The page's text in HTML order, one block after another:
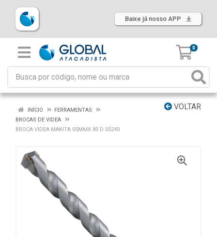
Baixe já nosso APP
0
VOLTAR
INÍCIO
FERRAMENTAS
BROCAS DE VIDEA
BROCA VIDEA MAKITA 05MMX 85 D 05240